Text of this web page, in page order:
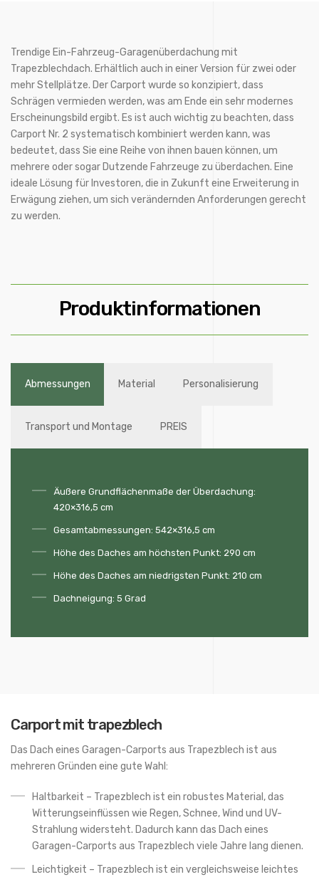
Trendige Ein-Fahrzeug-Garagenüberdachung mit
Trapezblechdach. Erhältlich auch in einer Version für zwei oder
mehr Stellplätze. Der Carport wurde so konzipiert, dass
Schrägen vermieden werden, was am Ende ein sehr modernes
Erscheinungsbild ergibt. Es ist auch wichtig zu beachten, dass
Carport Nr. 2 systematisch kombiniert werden kann, was
bedeutet, dass Sie eine Reihe von ihnen bauen können, um
mehrere oder sogar Dutzende Fahrzeuge zu überdachen. Eine
ideale Lösung für Investoren, die in Zukunft eine Erweiterung in
Erwägung ziehen, um sich verändernden Anforderungen gerecht
zu werden.
Produktinformationen
Abmessungen Material Personalisierung
Transport und Montage PREIS
Äußere Grundflächenmaße der Überdachung:
420×316,5 cm
Gesamtabmessungen: 542×316,5 cm
Höhe des Daches am höchsten Punkt: 290 cm
Höhe des Daches am niedrigsten Punkt: 210 cm
Dachneigung: 5 Grad
Carport mit trapezblech
Das Dach eines Garagen-Carports aus Trapezblech ist aus
mehreren Gründen eine gute Wahl:
Haltbarkeit – Trapezblech ist ein robustes Material, das
Witterungseinflüssen wie Regen, Schnee, Wind und UV-
Strahlung widersteht. Dadurch kann das Dach eines
Garagen-Carports aus Trapezblech viele Jahre lang dienen.
Leichtigkeit – Trapezblech ist ein vergleichsweise leichtes